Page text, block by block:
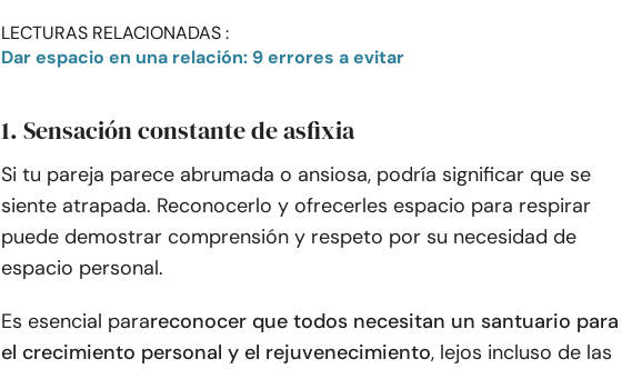
LECTURAS RELACIONADAS :
Dar espacio en una relación: 9 errores a evitar
1. Sensación constante de asfixia
Si tu pareja parece abrumada o ansiosa, podría significar que se
siente atrapada. Reconocerlo y ofrecerles espacio para respirar
puede demostrar comprensión y respeto por su necesidad de
espacio personal.
Es esencial parareconocer que todos necesitan un santuario para
el crecimiento personal y el rejuvenecimiento, lejos incluso de las